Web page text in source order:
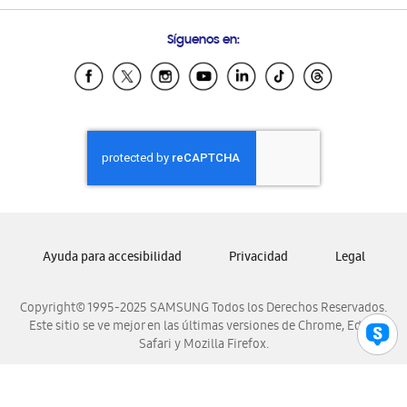
Samsung Ecuador
Samsung El Salvador
Samsung Honduras
Samsung Nicaragua
Samsung Panamá
Samsung Venezuela
Síguenos en:
Copyright© 1995-2025 SAMSUNG Todos los Derechos Reservados.
Este sitio se ve mejor en las últimas versiones de Chrome, Edge,
Safari y Mozilla Firefox.
Ayuda para accesibilidad Privacidad Legal